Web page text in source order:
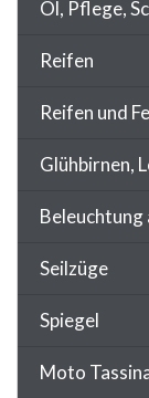
Öl, Pflege,
Reifen
Reifen und
Glühbirnen,
Beleuchtung
Seilzüge
Spiegel
Moto